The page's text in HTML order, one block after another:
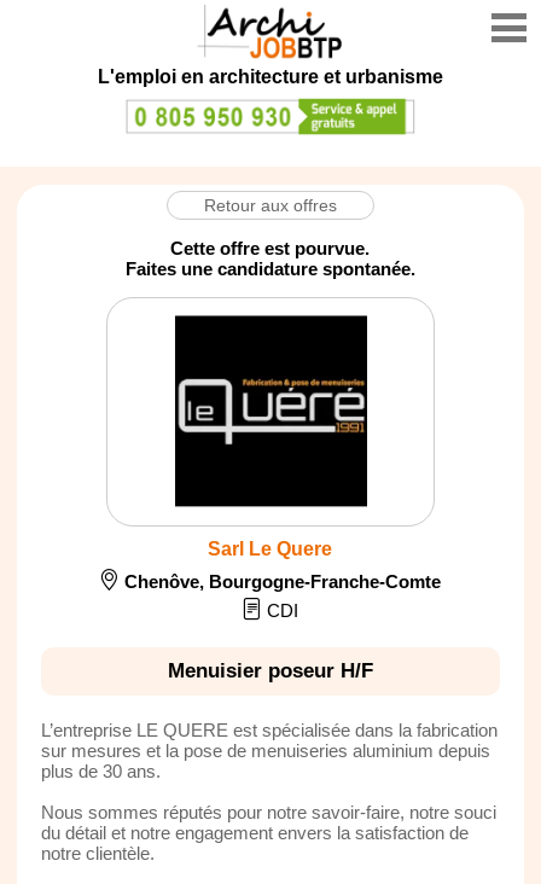
L'emploi en architecture et urbanisme
Retour aux offres
Cette offre est pourvue.
Faites une candidature spontanée.
Sarl Le Quere
Chenôve, Bourgogne-Franche-Comte
CDI
Menuisier poseur H/F
L’entreprise LE QUERE est spécialisée dans la fabrication
sur mesures et la pose de menuiseries aluminium depuis
plus de 30 ans.
Nous sommes réputés pour notre savoir-faire, notre souci
du détail et notre engagement envers la satisfaction de
notre clientèle.